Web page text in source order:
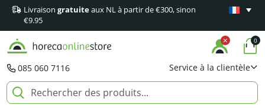
Livraison gratuiteaux NL à partir de €300, sinon
€9.95
Garantie
085 060 7116 Service à la clientèle
0